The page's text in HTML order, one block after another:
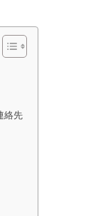
絡先